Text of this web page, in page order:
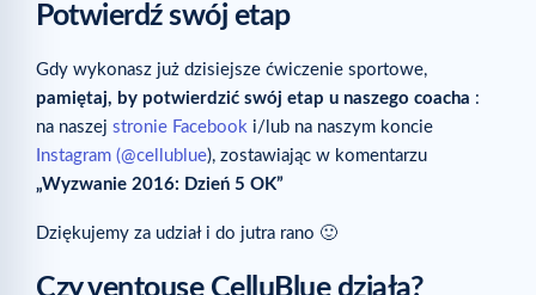
Potwierdź swój etap
Gdy wykonasz już dzisiejsze ćwiczenie sportowe,
pamiętaj, by potwierdzić swój etap u naszego coacha :
na naszej stronie Facebook i/lub na naszym koncie
Instagram (@cellublue), zostawiając w komentarzu
„Wyzwanie 2016: Dzień 5 OK”
Dziękujemy za udział i do jutra rano 🙂
Czy ventouse CelluBlue działa?